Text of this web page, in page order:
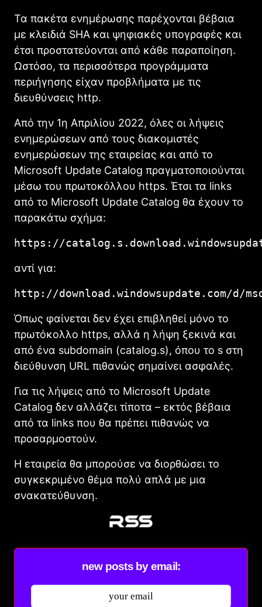
Τα πακέτα ενημέρωσης παρέχονται βέβαια
με κλειδιά SHA και ψηφιακές υπογραφές και
έτσι προστατεύονται από κάθε παραποίηση.
Ωστόσο, τα περισσότερα προγράμματα
περιήγησης είχαν προβλήματα με τις
διευθύνσεις http.
Από την 1η Απριλίου 2022, όλες οι λήψεις
ενημερώσεων από τους διακομιστές
ενημερώσεων της εταιρείας και από το
Microsoft Update Catalog πραγματοποιούνται
μέσω του πρωτοκόλλου https. Έτσι τα links
από το Microsoft Update Catalog θα έχουν το
παρακάτω σχήμα:
https://
αντί για:
http://download.windowsupdate.com/d/
Όπως φαίνεται δεν έχει επιβληθεί μόνο το
πρωτόκολλο https, αλλά η λήψη ξεκινά και
από ένα subdomain (catalog.s), όπου το s στη
διεύθυνση URL πιθανώς σημαίνει ασφαλές.
Για τις λήψεις από το Microsoft Update
Catalog δεν αλλάζει τίποτα – εκτός βέβαια
από τα links που θα πρέπει πιθανώς να
προσαρμοστούν.
Η εταιρεία θα μπορούσε να διορθώσει το
συγκεκριμένο θέμα πολύ απλά με μια
σνακατεύθυνση.
new posts by email: